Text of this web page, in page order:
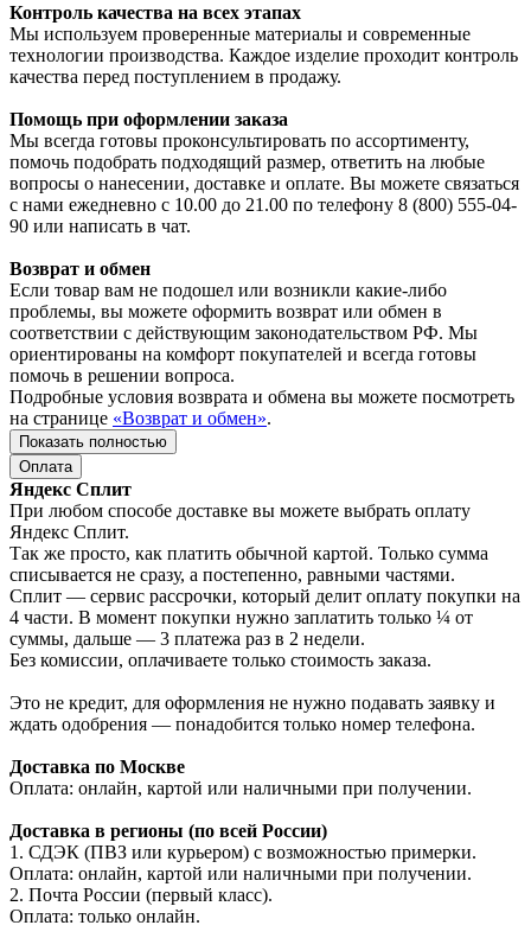
Контроль качества на всех этапах
Мы используем проверенные материалы и современные
технологии производства. Каждое изделие проходит контроль
качества перед поступлением в продажу.
Помощь при оформлении заказа
Мы всегда готовы проконсультировать по ассортименту,
помочь подобрать подходящий размер, ответить на любые
вопросы о нанесении, доставке и оплате. Вы можете связаться
с нами ежедневно с 10.00 до 21.00 по телефону 8 (800) 555-04-
90 или написать в чат.
Возврат и обмен
Если товар вам не подошел или возникли какие-либо
проблемы, вы можете оформить возврат или обмен в
соответствии с действующим законодательством РФ. Мы
ориентированы на комфорт покупателей и всегда готовы
помочь в решении вопроса.
Подробные условия возврата и обмена вы можете посмотреть
на странице «Возврат и обмен».
Показать полностью
Оплата
Яндекс Сплит
При любом способе доставке вы можете выбрать оплату
Яндекс Сплит.
Так же просто, как платить обычной картой. Только сумма
списывается не сразу, а постепенно, равными частями.
Сплит — сервис рассрочки, который делит оплату покупки на
4 части. В момент покупки нужно заплатить только ¼ от
суммы, дальше — 3 платежа раз в 2 недели.
Без комиссии, оплачиваете только стоимость заказа.
Это не кредит, для оформления не нужно подавать заявку и
ждать одобрения — понадобится только номер телефона.
Доставка по Москве
Оплата: онлайн, картой или наличными при получении.
Доставка в регионы (по всей России)
1. СДЭК (ПВЗ или курьером) с возможностью примерки.
Оплата: онлайн, картой или наличными при получении.
2. Почта России (первый класс).
Оплата: только онлайн.